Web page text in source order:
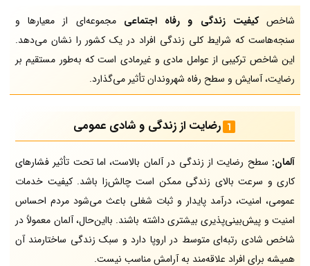
شاخصکیفیت زندگی و رفاه اجتماعی مجموعه‌ای از معیارها و
سنجه‌هاست که شرایط کلی زندگی افراد در یک کشور را نشان می‌دهد.
این شاخص ترکیبی از عوامل مادی و غیرمادی است که به‌طور مستقیم بر
رضایت، آسایش و سطح رفاه شهروندان تأثیر می‌گذارد.
رضایت از زندگی و شادی عمومی
آلمان: سطح رضایت از زندگی در آلمان بالاست، اما تحت تأثیر فشارهای
کاری و سرعت بالای زندگی ممکن است چالش‌زا باشد. کیفیت خدمات
عمومی، امنیت، درآمد پایدار و ثبات شغلی باعث می‌شود مردم احساس
امنیت و پیش‌بینی‌پذیری بیشتری داشته باشند. بااین‌حال، آلمان معمولاً در
شاخص شادی رتبه‌ای متوسط در اروپا دارد و سبک زندگی ساختارمند آن
همیشه برای افراد علاقه‌مند به آرامش مناسب نیست.